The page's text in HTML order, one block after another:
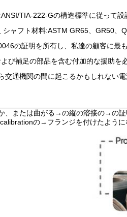
TIA-222-Gの構造標準に従って設
シャフト材料:ASTM GR65、GR50、
の証明を所有し、私達の顧客に最
び補足の部品を含む付加的な援助を
交通機関の間に起こるかもしれない
、または曲がる→の縦の溶接の→の
の→フランジを付けたように